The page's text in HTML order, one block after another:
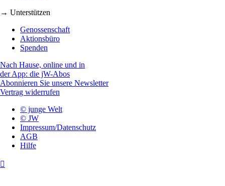
→ Unterstützen
Genossenschaft
Aktionsbüro
Spenden
Nach Hause, online und in
der App: die jW-Abos
Abonnieren Sie unsere Newsletter
Vertrag widerrufen
© junge Welt
© JW
Impressum/Datenschutz
AGB
Hilfe